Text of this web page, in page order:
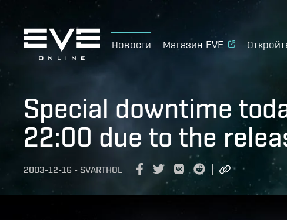
Новости Магазин EVE
Special downtime
22:00 due to the
2003-12-16 - SVARTHOL